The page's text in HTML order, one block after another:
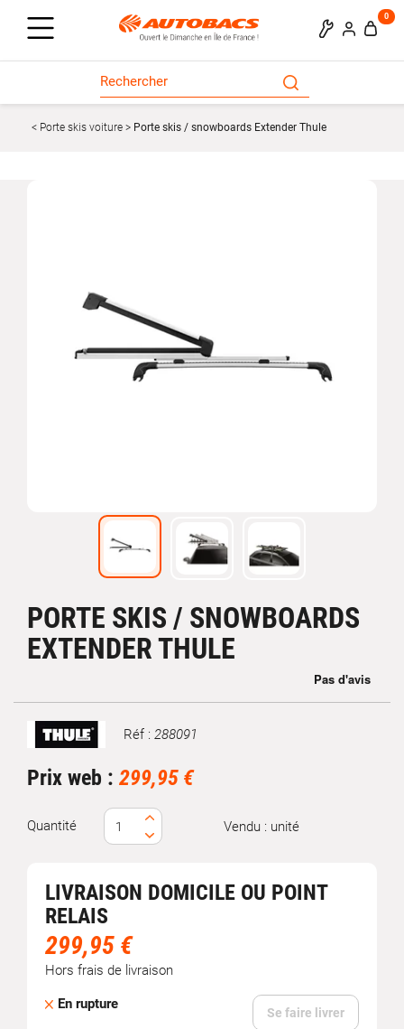
0
Porte skis voiture Porte skis / snowboards Extender Thule
PORTE SKIS / SNOWBOARDS
EXTENDER THULE
Marque Réf : 288091
Prix web : 299,95 €
Quantité Vendu : unité
LIVRAISON DOMICILE OU POINT
RELAIS
299,95 €
Hors frais de livraison
En rupture
Se faire livrer